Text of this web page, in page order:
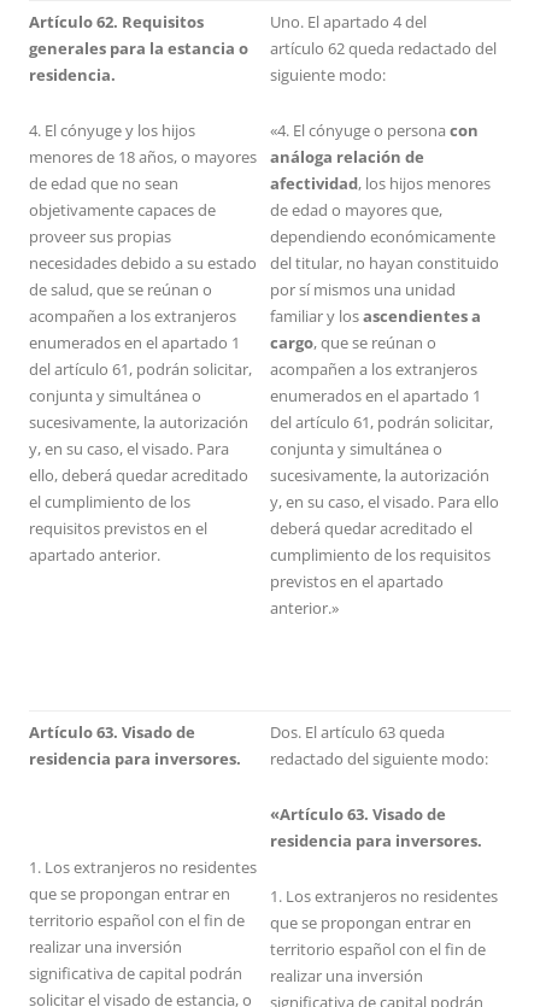
Artículo 62. Requisitos
generales para la estancia o
residencia.
4. El cónyuge y los hijos
menores de 18 años, o mayores
de edad que no sean
objetivamente capaces de
proveer sus propias
necesidades debido a su estado
de salud, que se reúnan o
acompañen a los extranjeros
enumerados en el apartado 1
del artículo 61, podrán solicitar,
conjunta y simultánea o
sucesivamente, la autorización
y, en su caso, el visado. Para
ello, deberá quedar acreditado
el cumplimiento de los
requisitos previstos en el
apartado anterior.
Uno. El apartado 4 del
artículo 62 queda redactado del
siguiente modo:
«4. El cónyuge o persona con
análoga relación de
afectividad, los hijos menores
de edad o mayores que,
dependiendo económicamente
del titular, no hayan constituido
por sí mismos una unidad
familiar y losascendientes a
cargo, que se reúnan o
acompañen a los extranjeros
enumerados en el apartado 1
del artículo 61, podrán solicitar,
conjunta y simultánea o
sucesivamente, la autorización
y, en su caso, el visado. Para ello
deberá quedar acreditado el
cumplimiento de los requisitos
previstos en el apartado
anterior.»
Artículo 63. Visado de
residencia para inversores.
1. Los extranjeros no residentes
que se propongan entrar en
territorio español con el fin de
realizar una inversión
significativa de capital podrán
solicitar el visado de estancia, o
Dos. El artículo 63 queda
redactado del siguiente modo:
«Artículo 63. Visado de
residencia para inversores.
1. Los extranjeros no residentes
que se propongan entrar en
territorio español con el fin de
realizar una inversión